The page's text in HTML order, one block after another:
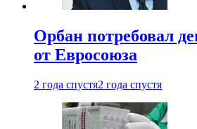
Орбан потребовал
от Евросоюза
2 года спустя2 года спустя